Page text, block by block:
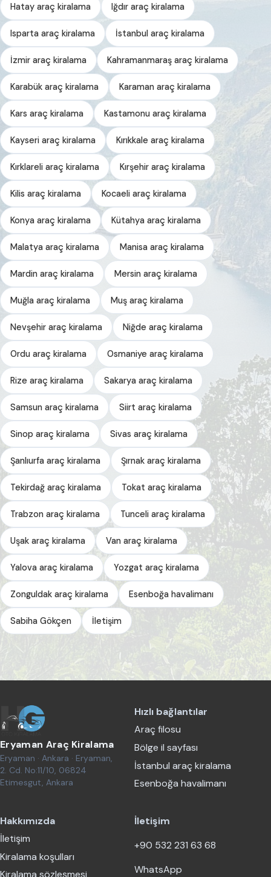
Hatay araç kiralama Iğdır araç kiralama
Isparta araç kiralama İstanbul araç kiralama
İzmir araç kiralama Kahramanmaraş araç kiralama
Karabük araç kiralama Karaman araç kiralama
Kars araç kiralama Kastamonu araç kiralama
Kayseri araç kiralama Kırıkkale araç kiralama
Kırklareli araç kiralama Kırşehir araç kiralama
Kilis araç kiralama Kocaeli araç kiralama
Konya araç kiralama Kütahya araç kiralama
Malatya araç kiralama Manisa araç kiralama
Mardin araç kiralama Mersin araç kiralama
Muğla araç kiralama Muş araç kiralama
Nevşehir araç kiralama Niğde araç kiralama
Ordu araç kiralama Osmaniye araç kiralama
Rize araç kiralama Sakarya araç kiralama
Samsun araç kiralama Siirt araç kiralama
Sinop araç kiralama Sivas araç kiralama
Şanlıurfa araç kiralama Şırnak araç kiralama
Tekirdağ araç kiralama Tokat araç kiralama
Trabzon araç kiralama Tunceli araç kiralama
Uşak araç kiralama Van araç kiralama
Yalova araç kiralama Yozgat araç kiralama
Zonguldak araç kiralama Esenboğa havalimanı
Sabiha Gökçen İletişim
Eryaman Araç Kiralama
Eryaman · Ankara · Eryaman,
2. Cd. No:11/10, 06824
Etimesgut, Ankara
Hızlı bağlantılar
Araç filosu
Bölge il sayfası
İstanbul araç kiralama
Esenboğa havalimanı
Hakkımızda
İletişim
Kiralama koşulları
İletişim
+90 532 231 63 68
WhatsApp